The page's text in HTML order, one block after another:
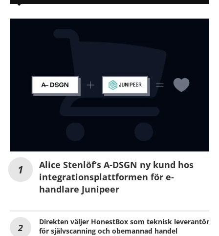
Alice Stenlöf’s A-DSGN ny kund hos
integrationsplattformen för e-
handlare Junipeer
Direkten väljer HonestBox som teknisk leverantör
för självscanning och obemannad handel